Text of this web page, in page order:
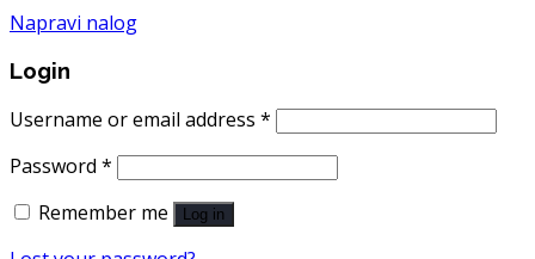
Napravi nalog
Login
Username or email address *
Password *
Remember me
Log in